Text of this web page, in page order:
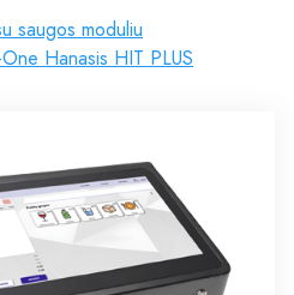
saugos moduliu
Hanasis HIT PLUS